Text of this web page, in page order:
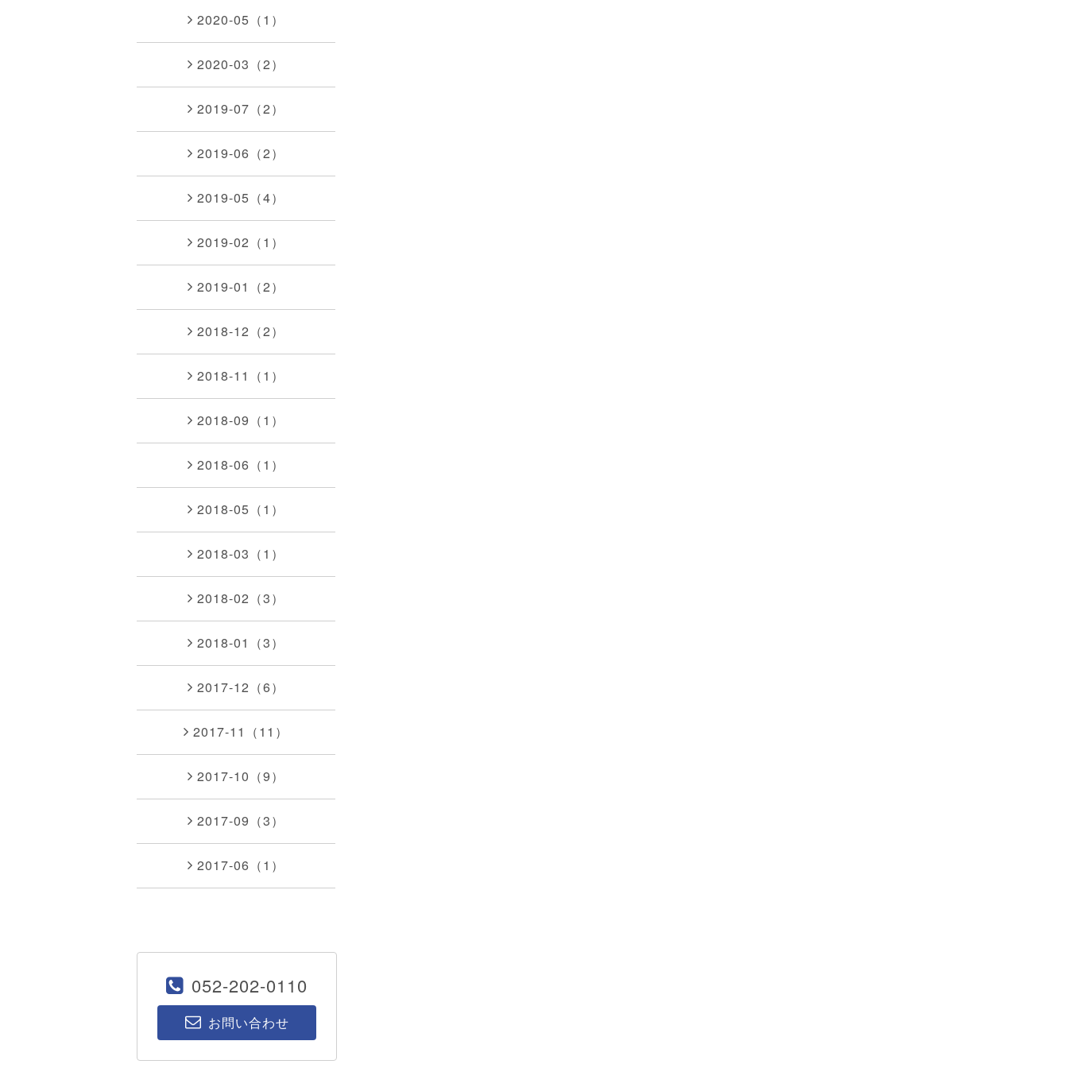
2020-05（1）
2020-03（2）
2019-07（2）
2019-06（2）
2019-05（4）
2019-02（1）
2019-01（2）
2018-12（2）
2018-11（1）
2018-09（1）
2018-06（1）
2018-05（1）
2018-03（1）
2018-02（3）
2018-01（3）
2017-12（6）
2017-11（11）
2017-10（9）
2017-09（3）
2017-06（1）
052-202-0110
お問い合わせ